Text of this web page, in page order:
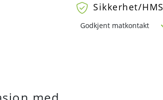
Sikkerhet/HMS
Godkjent matkontakt